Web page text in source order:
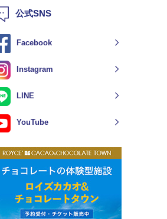
公式SNS
Facebook
Instagram
LINE
YouTube